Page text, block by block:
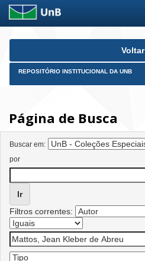
Skip
Voltar
REPOSITÓRIO INSTITUCIONAL DA UNB
Página de Busca
Buscar em:
por
Filtros correntes: